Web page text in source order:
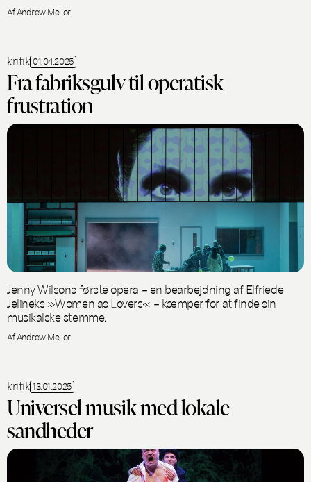
Af Andrew Mellor
kritik 01.04.2025
Fra fabriksgulv til operatisk
frustration
Jenny Wilsons første opera – en bearbejdning af Elfriede
Jelineks »Women as Lovers« – kæmper for at finde sin
musikalske stemme.
Af Andrew Mellor
kritik 13.01.2025
Universel musik med lokale
sandheder